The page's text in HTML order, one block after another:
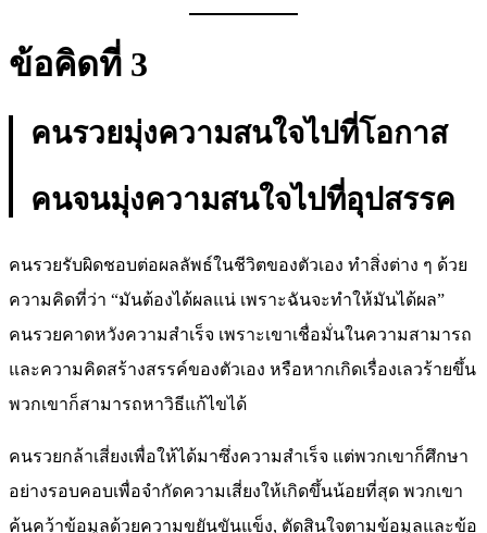
ข้อคิดที่ 3
คนรวยมุ่งความสนใจไปที่โอกาส
คนจนมุ่งความสนใจไปที่อุปสรรค
คนรวยรับผิดชอบต่อผลลัพธ์ในชีวิตของตัวเอง ทำสิ่งต่าง ๆ ด้วย
ความคิดที่ว่า “มันต้องได้ผลแน่ เพราะฉันจะทำให้มันได้ผล”
คนรวยคาดหวังความสำเร็จ เพราะเขาเชื่อมั่นในความสามารถ
และความคิดสร้างสรรค์ของตัวเอง หรือหากเกิดเรื่องเลวร้ายขึ้น
พวกเขาก็สามารถหาวิธีแก้ไขได้
คนรวยกล้าเสี่ยงเพื่อให้ได้มาซึ่งความสำเร็จ แต่พวกเขาก็ศึกษา
อย่างรอบคอบเพื่อจำกัดความเสี่ยงให้เกิดขึ้นน้อยที่สุด พวกเขา
ค้นคว้าข้อมูลด้วยความขยันขันแข็ง, ตัดสินใจตามข้อมูลและข้อ